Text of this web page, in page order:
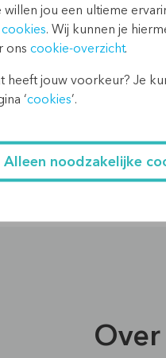
willen jou een ultieme
cookies. Wij kunnen je
ons cookie-overzicht.
heeft jouw voorkeur? Je
‘cookies’.
Alleen noodzakelijke